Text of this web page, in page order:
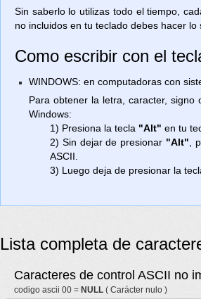
Sin saberlo lo utilizas todo el tiempo,
no incluidos en tu teclado debes hacer lo
Como escribir con el
WINDOWS: en computadoras con
Para obtener la letra, caracter, signo
Windows:
1) Presiona la tecla "Alt" en tu
2) Sin dejar de presionar "Alt" ,
ASCII.
3) Luego deja de presionar la
Lista completa de
Caracteres de control ASCII no
codigo ascii 00 = NULL ( Carácter nulo )